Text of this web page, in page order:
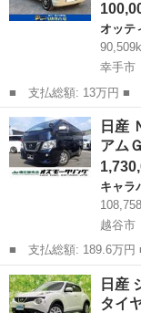
オッテ
幸手市
■ 支払総額: 13万円 ■ 車両本体価格： 100,000 円 ■ メーカー
名： 日産 ■ 車種名
ド キーレス アルミ
5D ■...
埼玉 幸手市 オ
日産
アム
キャラ
越谷市
■ 支払総額: 189.6万円 ■ 車両本体価格： 1,730,000 円 ■ メーカ
ー名： 日産 ■ 車種名
名： ロングプレミア
ＬＥＤヘ...
埼玉 越谷市 キ
日産
タイ